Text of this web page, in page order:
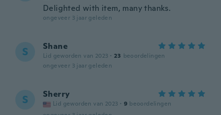
Delighted with item, many thanks.
ongeveer 3 jaar geleden
S Shane
Lid geworden van 2023 · 23 beoordelingen
ongeveer 3 jaar geleden
S Sherry
Lid geworden van 2023 · 9 beoordelingen